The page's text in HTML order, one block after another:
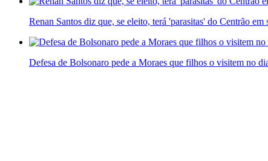
Renan Santos diz que, se eleito, terá 'parasitas' do Centrão em
Defesa de Bolsonaro pede a Moraes que filhos o visitem no